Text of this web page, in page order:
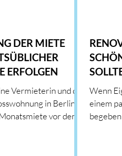
DER MIETE
ERFOLGEN
Vermieterin und die
in Berlin
vor dem...
Wenn
einem